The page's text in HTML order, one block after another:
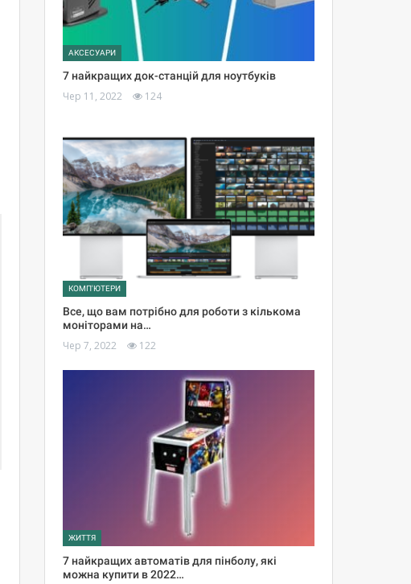
АКСЕСУАРИ
7 найкращих док-станцій для ноутбуків
Чер 11, 2022 124
КОМП'ЮТЕРИ
Все, що вам потрібно для роботи з кількома
моніторами на…
Чер 7, 2022 122
ЖИТТЯ
7 найкращих автоматів для пінболу, які
можна купити в 2022…